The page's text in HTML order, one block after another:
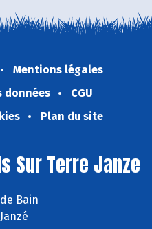
Mentions légales
données
CGU
Plan du site
Sur Terre Janze
Bain